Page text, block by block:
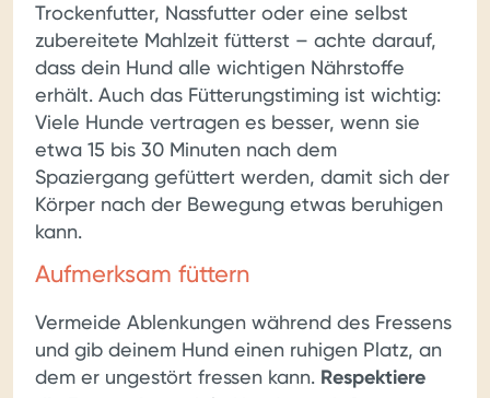
Trockenfutter, Nassfutter oder eine selbst
zubereitete Mahlzeit fütterst – achte darauf,
dass dein Hund alle wichtigen Nährstoffe
erhält. Auch das Fütterungstiming ist wichtig:
Viele Hunde vertragen es besser, wenn sie
etwa 15 bis 30 Minuten nach dem
Spaziergang gefüttert werden, damit sich der
Körper nach der Bewegung etwas beruhigen
kann.
Aufmerksam füttern
Vermeide Ablenkungen während des Fressens
und gib deinem Hund einen ruhigen Platz, an
dem er ungestört fressen kann. Respektiere